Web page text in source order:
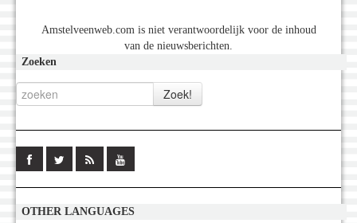
Amstelveenweb.com is niet verantwoordelijk voor de inhoud
van de nieuwsberichten.
Zoeken
OTHER LANGUAGES